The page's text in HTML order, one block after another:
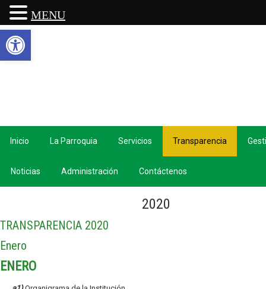
Inicio La Parroquia Servicios Transparencia
Noticias Administración Contáctenos
2020
TRANSPARENCIA 2020
Enero
ENERO
MENU
Abrir barra de herramientas